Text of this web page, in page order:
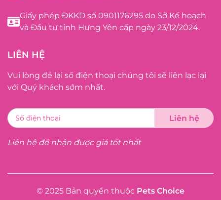
Giấy phép ĐKKD số 0901176295 do Sở Kế hoạch
và Đầu tư tỉnh Hưng Yên cấp ngày 23/12/2024.
LIÊN HỆ
Vui lòng để lại số điện thoại chúng tôi sẽ liên lạc lại
với Quý khách sớm nhất.
Liên hệ để nhận được giá tốt nhất
© 2025 Bản quyền thuộc Pets Choice